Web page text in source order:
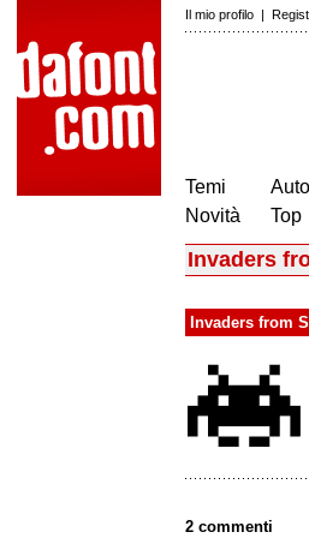
Il mio profilo |
Temi
Novità
Top
Invaders
Invaders from
2 commenti